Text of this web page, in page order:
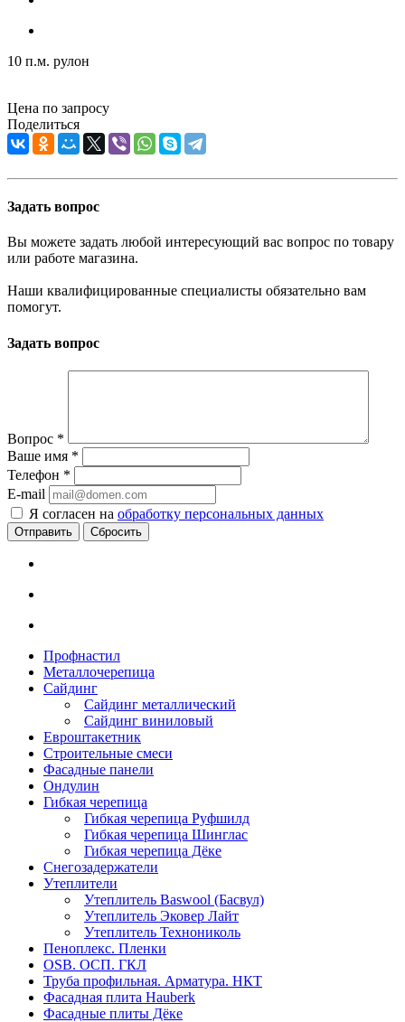
10 п.м. рулон
Цена по запросу
Поделиться
Задать вопрос
Вы можете задать любой интересующий вас вопрос по товару
или работе магазина.
Наши квалифицированные специалисты обязательно вам
помогут.
Задать вопрос
Вопрос *
Ваше имя *
Телефон *
E-mail
Я согласен на обработку персональных данных
Сбросить
Профнастил
Металлочерепица
Сайдинг
Сайдинг металлический
Сайдинг виниловый
Евроштакетник
Строительные смеси
Фасадные панели
Ондулин
Гибкая черепица
Гибкая черепица Руфшилд
Гибкая черепица Шинглас
Гибкая черепица Дёке
Снегозадержатели
Утеплители
Утеплитель Baswool (Басвул)
Утеплитель Эковер Лайт
Утеплитель Технониколь
Пеноплекс. Пленки
OSB. ОСП. ГКЛ
Труба профильная. Арматура. НКТ
Фасадная плита Hauberk
Фасадные плиты Дёке